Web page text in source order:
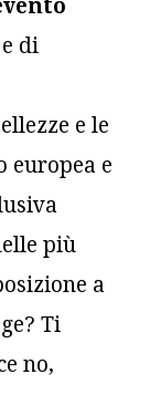
di
e le
europea e
più
a
Ti
no,